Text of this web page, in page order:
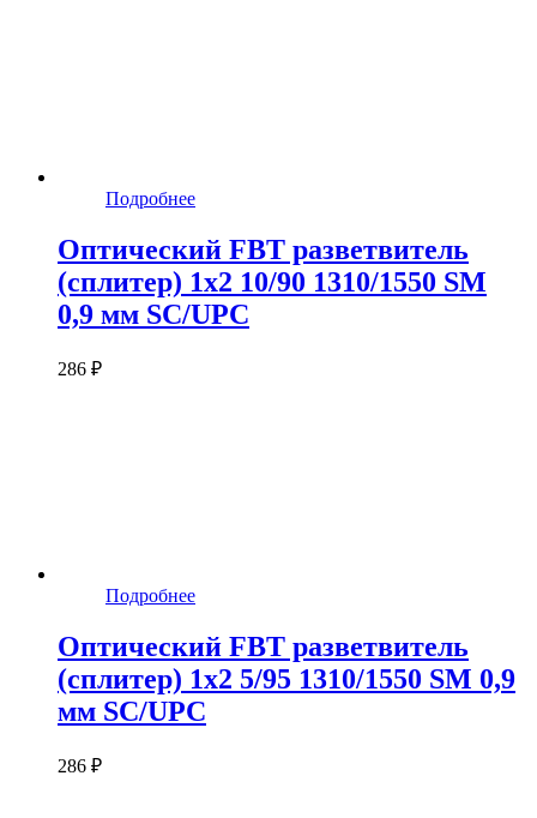
Подробнее
Оптический FBT разветвитель
(сплитер) 1x2 10/90 1310/1550 SM
0,9 мм SC/UPC
286 ₽
Подробнее
Оптический FBT разветвитель
(сплитер) 1x2 5/95 1310/1550 SM 0,9
мм SC/UPC
286 ₽